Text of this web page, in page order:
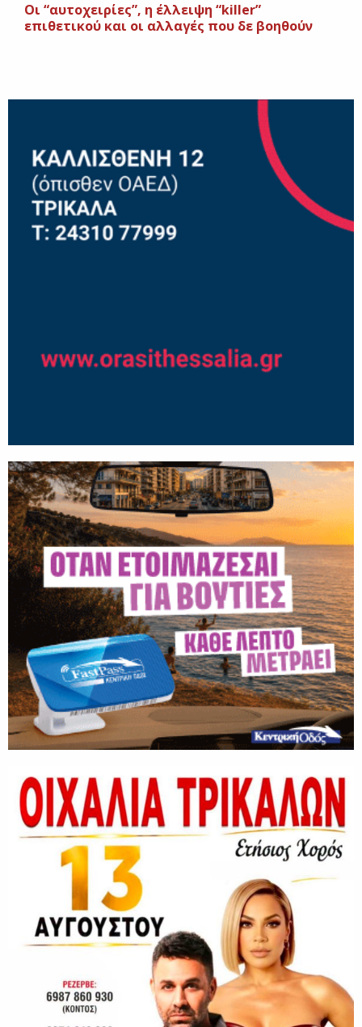
Οι “αυτοχειρίες”, η έλλειψη “killer”
επιθετικού και οι αλλαγές που δε βοηθούν